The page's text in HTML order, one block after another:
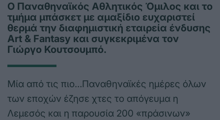
O Παναθηναϊκός Αθλητικός Όμιλος και το
τμήμα μπάσκετ με αμαξίδιο ευχαριστεί
θερμά την διαφημιστική εταιρεία ένδυσης
Art & Fantasy και συγκεκριμένα τον
Γιώργο Κουτσουμπό.
Μία από τις πιο…Παναθηναϊκές ημέρες όλων
των εποχών έζησε χτες το απόγευμα η
Λεμεσός και η παρουσία 200 «πράσινων»